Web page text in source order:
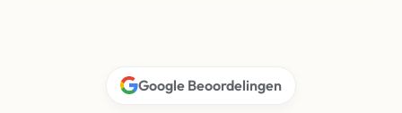
Google Beoordelingen